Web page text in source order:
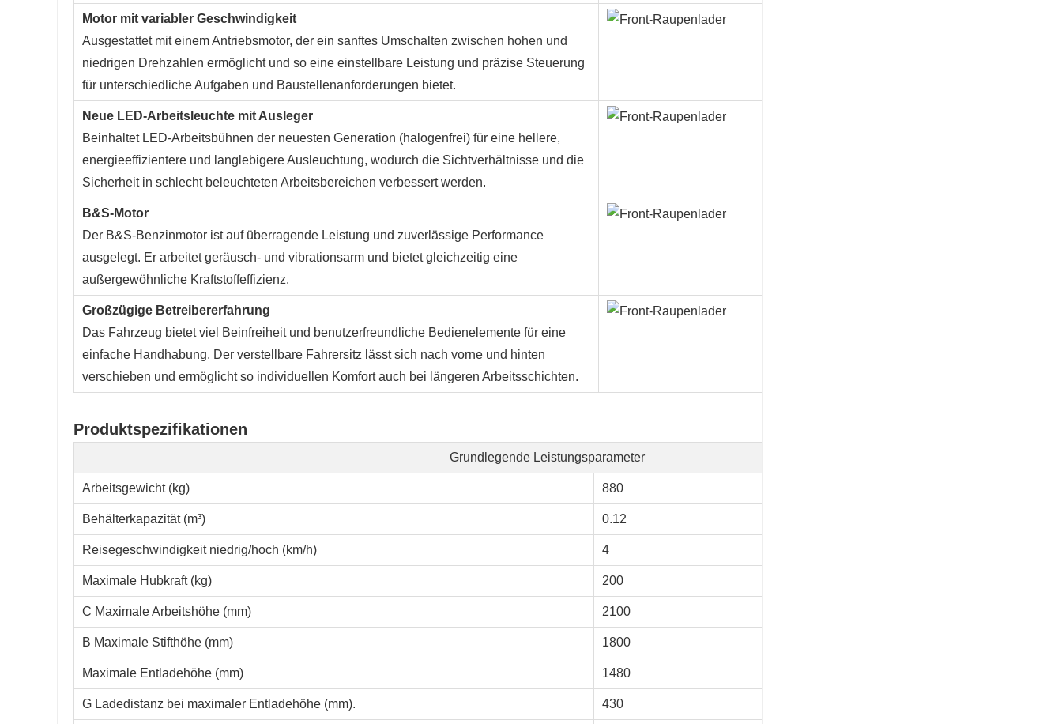
Motor mit variabler Geschwindigkeit
Ausgestattet mit einem Antriebsmotor, der ein sanftes Umschalten zwischen hohen und
niedrigen Drehzahlen ermöglicht und so eine einstellbare Leistung und präzise Steuerung
für unterschiedliche Aufgaben und Baustellenanforderungen bietet.
Neue LED-Arbeitsleuchte mit Ausleger
Beinhaltet LED-Arbeitsbühnen der neuesten Generation (halogenfrei) für eine hellere,
energieeffizientere und langlebigere Ausleuchtung, wodurch die Sichtverhältnisse und die
Sicherheit in schlecht beleuchteten Arbeitsbereichen verbessert werden.
B&S-Motor
Der B&S-Benzinmotor ist auf überragende Leistung und zuverlässige Performance
ausgelegt. Er arbeitet geräusch- und vibrationsarm und bietet gleichzeitig eine
außergewöhnliche Kraftstoffeffizienz.
Großzügige Betreibererfahrung
Das Fahrzeug bietet viel Beinfreiheit und benutzerfreundliche Bedienelemente für eine
einfache Handhabung. Der verstellbare Fahrersitz lässt sich nach vorne und hinten
verschieben und ermöglicht so individuellen Komfort auch bei längeren Arbeitsschichten.
Produktspezifikationen
Grundlegende Leistungsparameter
Arbeitsgewicht (kg) 880
Behälterkapazität (m³) 0.12
Reisegeschwindigkeit niedrig/hoch (km/h) 4
Maximale Hubkraft (kg) 200
C Maximale Arbeitshöhe (mm) 2100
B Maximale Stifthöhe (mm) 1800
Maximale Entladehöhe (mm) 1480
G Ladedistanz bei maximaler Entladehöhe (mm). 430